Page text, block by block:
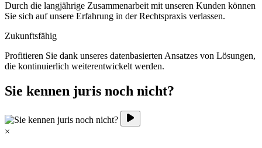
Durch die langjährige Zusammenarbeit mit unseren Kunden können
Sie sich auf unsere Erfahrung in der Rechtspraxis verlassen.
Zukunftsfähig
Profitieren Sie dank unseres datenbasierten Ansatzes von Lösungen,
die kontinuierlich weiterentwickelt werden.
Sie kennen juris noch nicht?
×